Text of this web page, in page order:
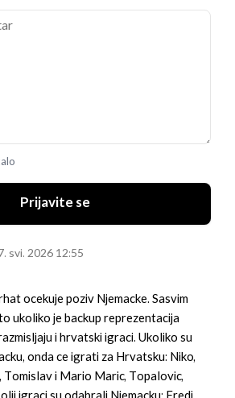
Prijavite se
svi. 2026 12:55
ocekuje poziv Njemacke. Sasvim
ukoliko je backup reprezentacija
i hrvatski igraci. Ukoliko su
onda ce igrati za Hrvatsku: Niko,
Tomislav i Mario Maric, Topalovic,